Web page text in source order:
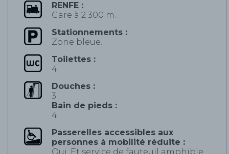
RENFE :
Gare à 2 300 m.
Stationnements :
Zone bleue.
Toilettes :
4
Douches :
3
Bain de pieds :
4
Passerelles accessibles aux
personnes à mobilité réduite :
Oui. Et service de fauteuil amphibie.